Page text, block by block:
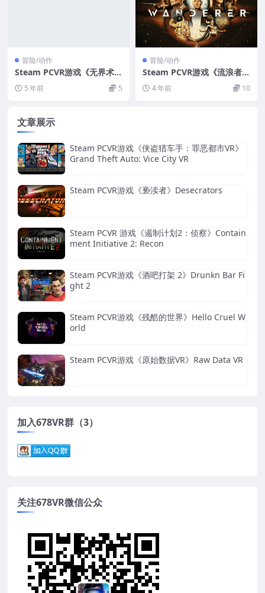
冒险/动作
Steam PCVR游戏《无界术士
—黑暗时代VR》The Wizard
s – Dark Times VR
5 年前 5
冒险/动作
Steam PCVR游戏《流浪者V
R》Wanderer VR
4 年前 10
文章展示
Steam PCVR游戏《侠盗猎车手：罪恶都市VR》
Grand Theft Auto: Vice City VR
Steam PCVR游戏《亵渎者》Desecrators
Steam PCVR 游戏《遏制计划2：侦察》Contain
ment Initiative 2: Recon
Steam PCVR游戏《酒吧打架 2》Drunkn Bar Fi
ght 2
Steam PCVR游戏《残酷的世界》Hello Cruel W
orld
Steam PCVR游戏《原始数据VR》Raw Data VR
加入678VR群（3）
关注678VR微信公众